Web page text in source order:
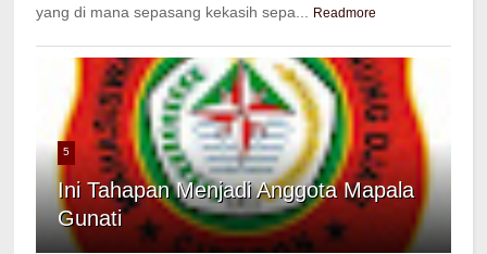
yang di mana sepasang kekasih sepa...
Readmore
5
Ini Tahapan Menjadi Anggota Mapala
Gunati